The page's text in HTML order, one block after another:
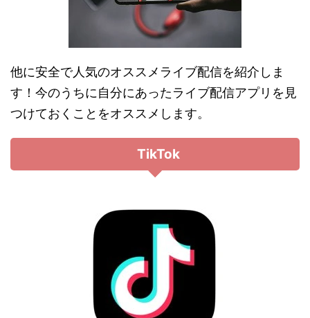
他に安全で人気のオススメライブ配信を紹介しま
す！今のうちに自分にあったライブ配信アプリを見
つけておくことをオススメします。
TikTok